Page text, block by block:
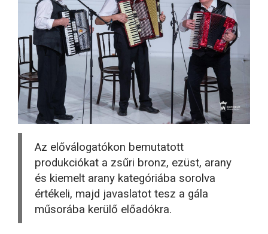
Az előválogatókon bemutatott
produkciókat a zsűri bronz, ezüst, arany
és kiemelt arany kategóriába sorolva
értékeli, majd javaslatot tesz a gála
műsorába kerülő előadókra.